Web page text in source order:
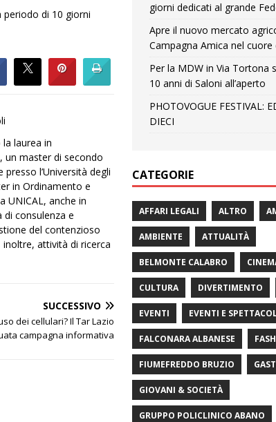
di 10 giorni
laurea in
un master di secondo
l’Università degli
in Ordinamento e
UNICAL, anche in
consulenza e
del contenzioso
attività di ricerca
SUCCESSIVO
dei cellulari? Il Tar Lazio
campagna informativa
giorni dedicati al grande
Apre il nuovo mercato
Campagna Amica nel cuore
Per la MDW in Via Tortona
10 anni di Saloni all’aperto
PHOTOVOGUE FESTIVAL:
DIECI
CATEGORIE
AFFARI LEGALI ALTRO
AMBIENTE ATTUALITÀ
BELMONTE CALABRO
CULTURA DIVERTIMENTO
EVENTI EVENTI E
FALCONARA ALBANESE
FIUMEFREDDO BRUZIO
GIOVANI & SOCIETÀ
GRUPPO POLICLINICO ABANO